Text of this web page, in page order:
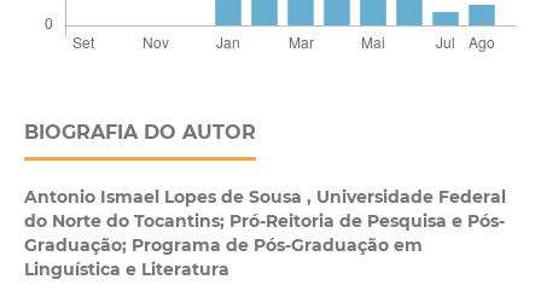
BIOGRAFIA DO AUTOR
Antonio Ismael Lopes de Sousa , Universidade Federal
do Norte do Tocantins; Pró-Reitoria de Pesquisa e Pós-
Graduação; Programa de Pós-Graduação em
Linguística e Literatura